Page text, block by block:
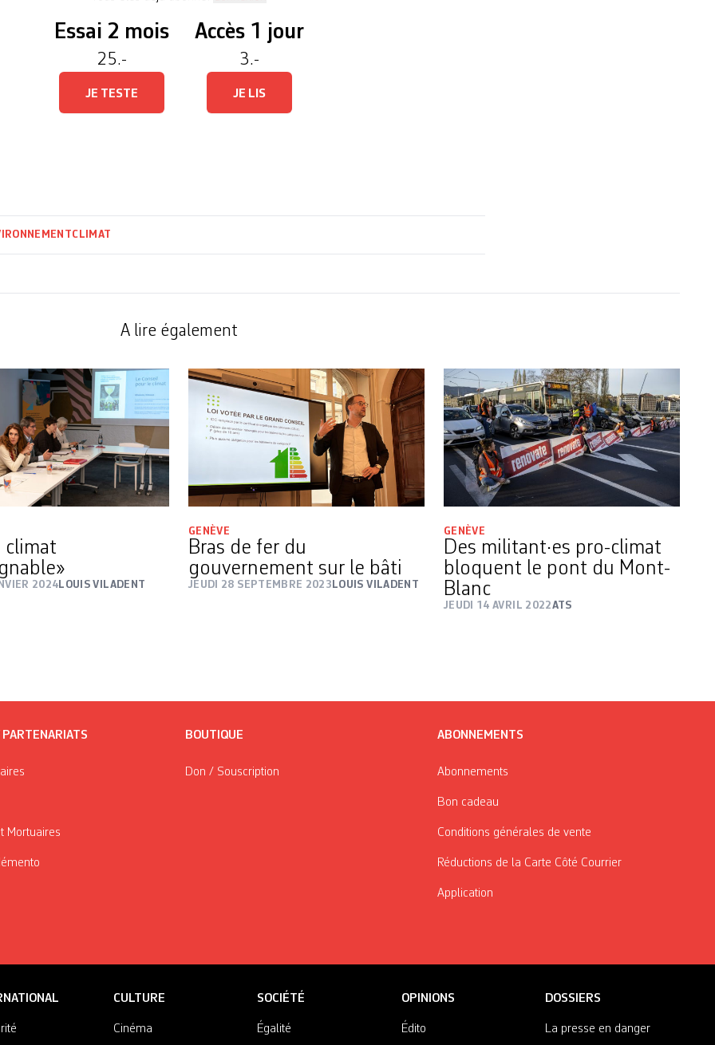
Essai 2 mois
25.-
JE TESTE
Accès 1 jour
3.-
JE LIS
CLIMAT
A lire également
climat
2024 LOUIS VILADENT
GENÈVE
Bras de fer du
gouvernement sur le bâti
JEUDI 28 SEPTEMBRE 2023 LOUIS VILADENT
GENÈVE
Des militant·es pro-climat
bloquent le pont du Mont-
Blanc
JEUDI 14 AVRIL 2022ATS
Mortuaires
BOUTIQUE
Don / Souscription
ABONNEMENTS
Abonnements
Bon cadeau
Conditions générales de vente
Réductions de la Carte Côté Courrier
Application
CULTURE
Cinéma
SOCIÉTÉ
Égalité
OPINIONS
Édito
DOSSIERS
La presse en danger